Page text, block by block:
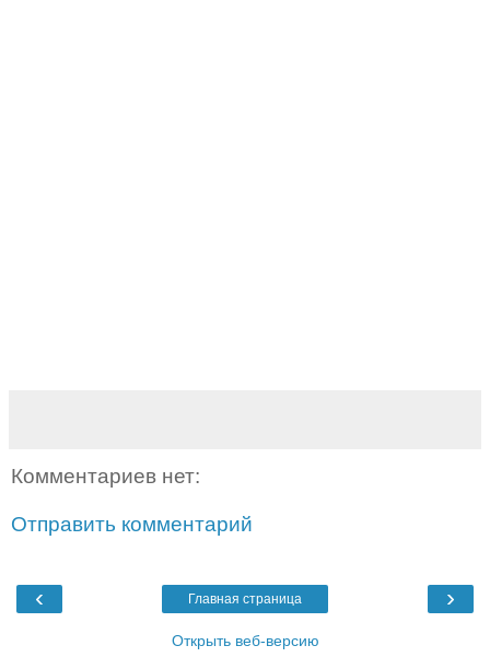
Комментариев нет:
Отправить комментарий
‹ ›
Главная страница
Открыть веб-версию